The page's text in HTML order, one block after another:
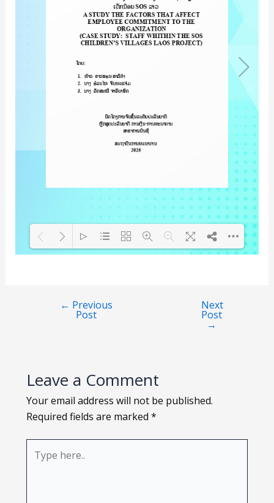
← Previous
Post
Next
Post
→
Leave a Comment
Your email address will not be published.
Required fields are marked *
here..